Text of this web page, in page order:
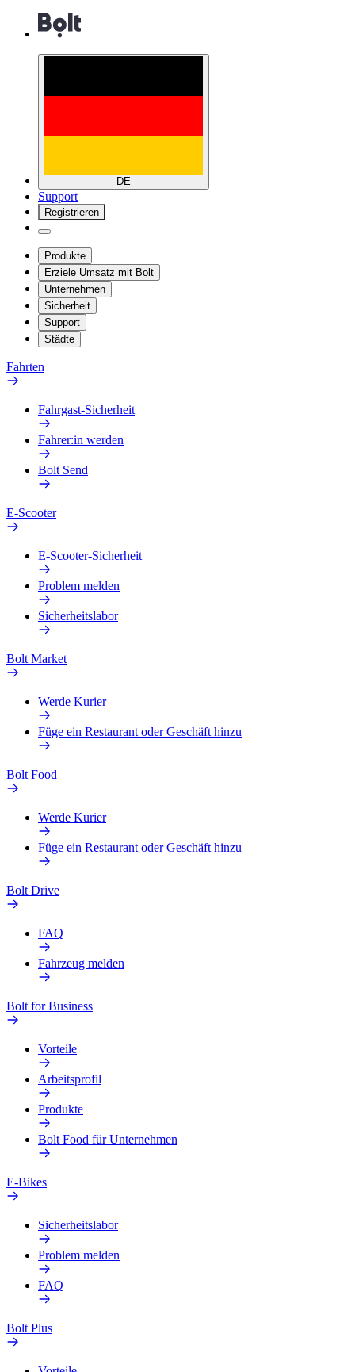
DE
Support
Registrieren
Produkte
Erziele Umsatz mit Bolt
Unternehmen
Sicherheit
Support
Städte
Fahrten
Fahrgast-Sicherheit
Fahrer:in werden
Bolt Send
E-Scooter
E-Scooter-Sicherheit
Problem melden
Sicherheitslabor
Bolt Market
Werde Kurier
Füge ein Restaurant oder Geschäft hinzu
Bolt Food
Werde Kurier
Füge ein Restaurant oder Geschäft hinzu
Bolt Drive
FAQ
Fahrzeug melden
Bolt for Business
Vorteile
Arbeitsprofil
Produkte
Bolt Food für Unternehmen
E-Bikes
Sicherheitslabor
Problem melden
FAQ
Bolt Plus